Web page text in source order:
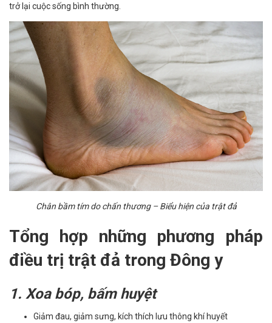
trở lại cuộc sống bình thường.
Chân bầm tím do chấn thương – Biểu hiện của trật đả
Tổng hợp những phương pháp
điều trị trật đả trong Đông y
1. Xoa bóp, bấm huyệt
Giảm đau, giảm sưng, kích thích lưu thông khí huyết